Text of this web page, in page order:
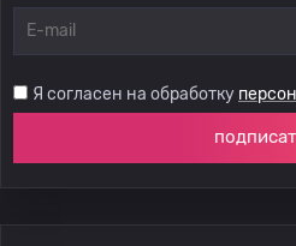
Я согласен на обработку